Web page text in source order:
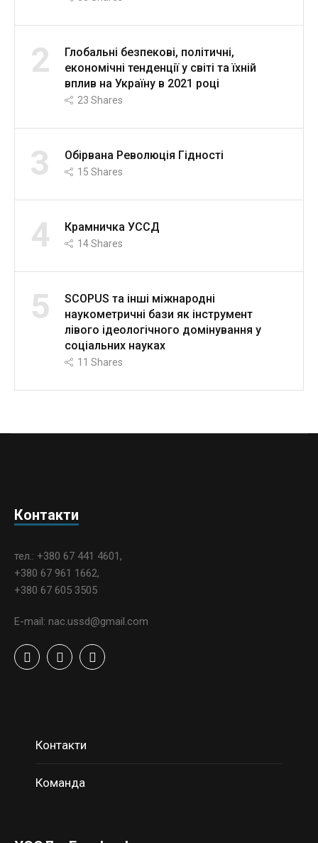
2
Глобальні безпекові, політичні,
економічні тенденції у світі та їхній
вплив на Україну в 2021 році
23 Shares
3 Обірвана Революція Гідності
15 Shares
4 Крамничка УССД
14Shares
5
SCOPUS та інші міжнародні
наукометричні бази як інструмент
лівого ідеологічного домінування у
соціальних науках
11 Shares
Контакти
тел.: +380 67 441 4601,
+380 67 961 1662,
+380 67 605 3505
E-mail: nac.ussd@gmail.com
Контакти
Команда